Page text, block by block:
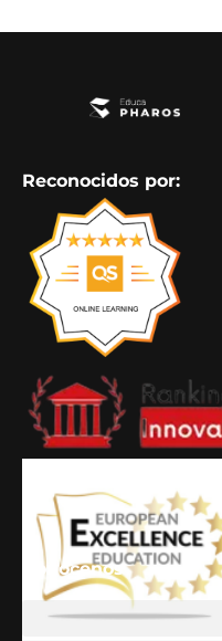
Reconocidos por:
Conócenos